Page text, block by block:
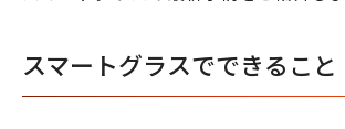
スマートグラスでできること